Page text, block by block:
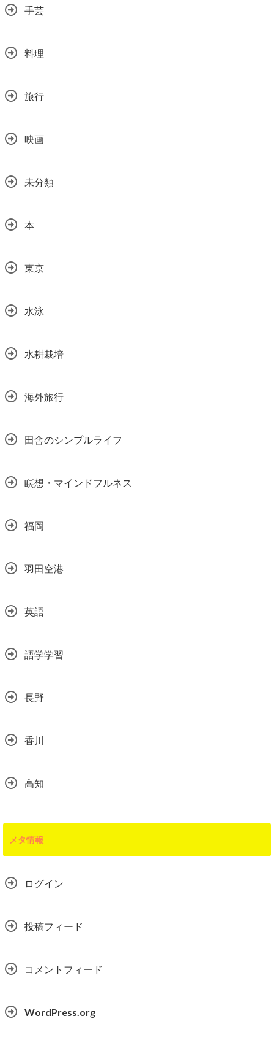
手芸
料理
旅行
映画
未分類
本
東京
水泳
水耕栽培
海外旅行
田舎のシンプルライフ
瞑想・マインドフルネス
福岡
羽田空港
英語
語学学習
長野
香川
高知
メタ情報
ログイン
投稿フィード
コメントフィード
WordPress.org